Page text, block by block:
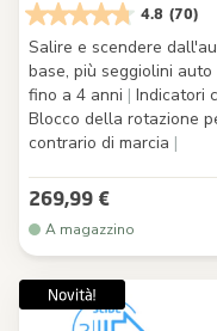
4.8 (70)
Salire e scendere
base, più seggiolini auto
fino a 4 anni | Indicatori
Blocco della rotazione
contrario di marcia |
269,99 €
A magazzino